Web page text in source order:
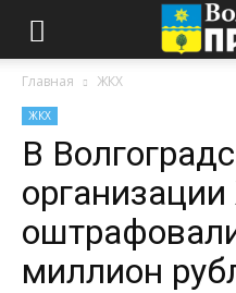
Главная ЖКХ
ЖКХ
В
миллион